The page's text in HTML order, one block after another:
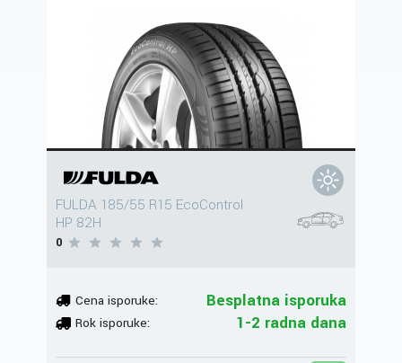
FULDA 185/55 R15 EcoControl
HP 82H
0
Cena isporuke: Besplatna isporuka
Rok isporuke: 1-2 radna dana